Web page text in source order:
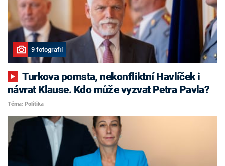
9 fotografií
Turkova pomsta, nekonfliktní Havlíček i
návrat Klause. Kdo může vyzvat Petra Pavla?
Téma: Politika